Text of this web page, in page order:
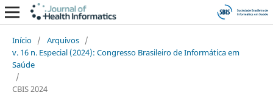
Início / Arquivos /
v. 16 n. Especial (2024): Congresso Brasileiro de Informática em
Saúde
/
CBIS 2024